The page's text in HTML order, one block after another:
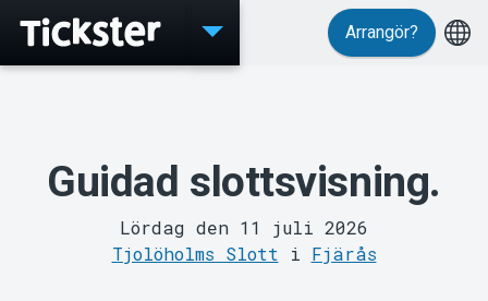
Arrangör?
Guidad slottsvisning.
Lördag den 11 juli 2026
Tjolöholms Slott i Fjärås